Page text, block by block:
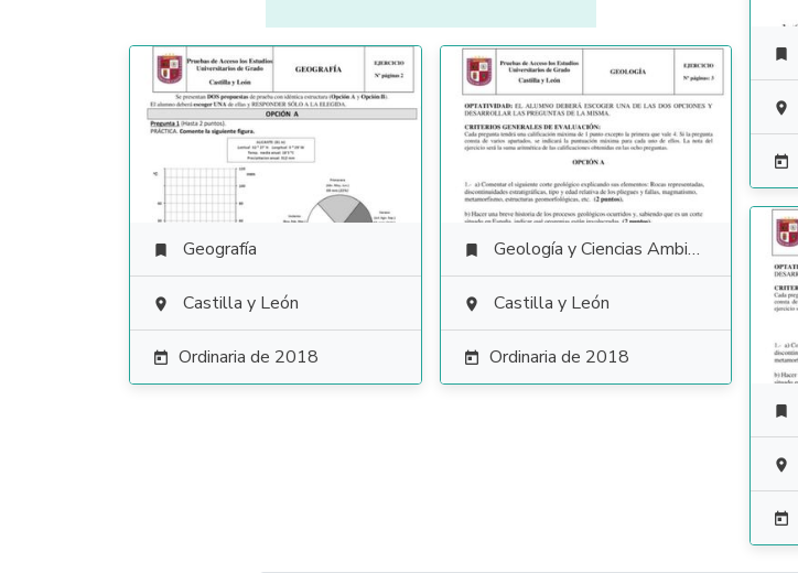



 Geografía
 Castilla y León
 Ordinaria de 2018
 Geología y Ciencias Ambientales
 Castilla y León
 Ordinaria de 2018


